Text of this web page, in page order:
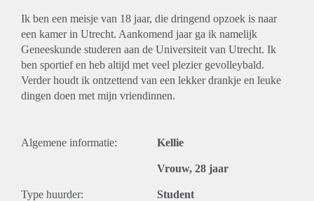
Ik ben een meisje van 18 jaar, die dringend opzoek is naar
een kamer in Utrecht. Aankomend jaar ga ik namelijk
Geneeskunde studeren aan de Universiteit van Utrecht. Ik
ben sportief en heb altijd met veel plezier gevolleybald.
Verder houdt ik ontzettend van een lekker drankje en leuke
dingen doen met mijn vriendinnen.
Algemene informatie: Kellie
Vrouw, 28 jaar
Type huurder: Student